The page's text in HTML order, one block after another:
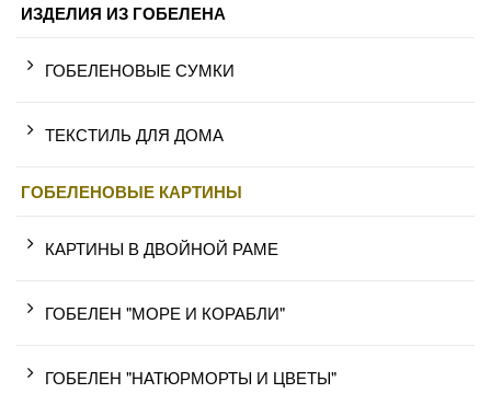
ИЗДЕЛИЯ ИЗ ГОБЕЛЕНА
ГОБЕЛЕНОВЫЕ СУМКИ
ТЕКСТИЛЬ ДЛЯ ДОМА
ГОБЕЛЕНОВЫЕ КАРТИНЫ
КАРТИНЫ В ДВОЙНОЙ РАМЕ
ГОБЕЛЕН "МОРЕ И КОРАБЛИ"
ГОБЕЛЕН "НАТЮРМОРТЫ И ЦВЕТЫ"